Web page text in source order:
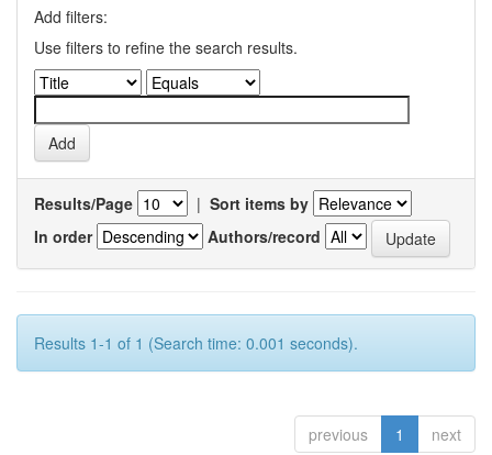
Add filters:
Use filters to refine the search results.
Results/Page | Sort items by
In order
Authors/record
Results 1-1 of 1 (Search time: 0.001 seconds).
previous 1 next